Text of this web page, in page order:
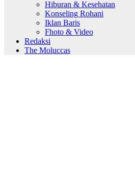
Hiburan & Kesehatan
Konseling Rohani
Iklan Baris
Fhoto & Video
Redaksi
The Moluccas